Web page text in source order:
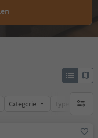
Categorie Type catering
geen